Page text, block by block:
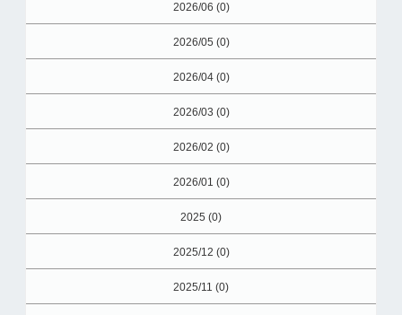
2026/06 (0)
2026/05 (0)
2026/04 (0)
2026/03 (0)
2026/02 (0)
2026/01 (0)
2025 (0)
2025/12 (0)
2025/11 (0)